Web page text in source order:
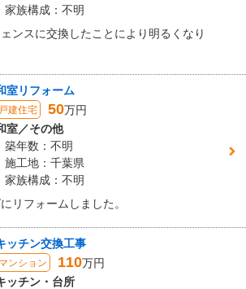
家族構成：不明
ンスに交換したことにより明るくなり
室リフォーム
戸建住宅 50万円
室／その他
築年数：不明
施工地：千葉県
家族構成：不明
リフォームしました。
ッチン交換工事
マンション 110万円
ッチン・台所